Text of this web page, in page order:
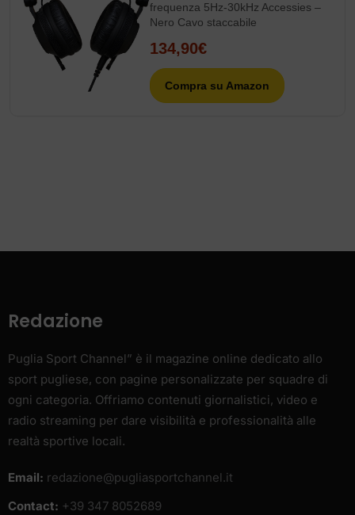
frequenza 5Hz-30kHz Accessies –
Nero Cavo staccabile
134,90€
Compra su Amazon
Redazione
Puglia Sport Channel” è il magazine online dedicato allo
sport pugliese, con pagine personalizzate per squadre di
ogni categoria. Offriamo contenuti giornalistici, video e
radio streaming per dare visibilità e professionalità alle
realtà sportive locali.
Email: redazione@pugliasportchannel.it
Contact: +39 347 8052689